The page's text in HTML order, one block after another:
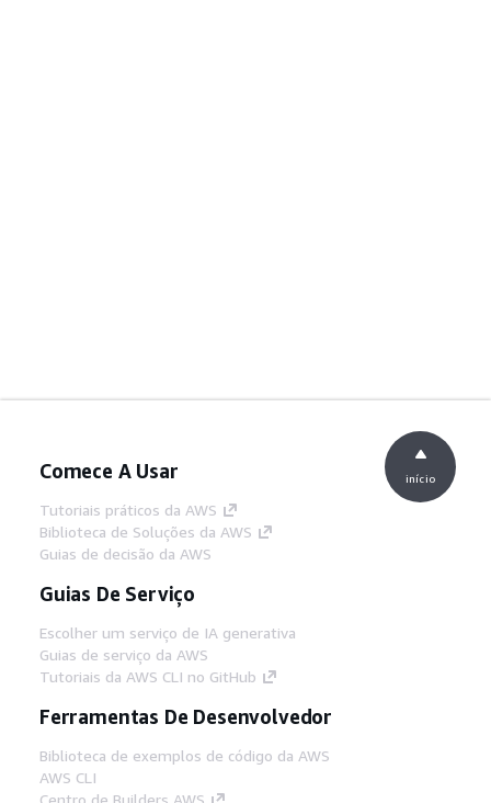
Comece A Usar
Tutoriais práticos da AWS
Biblioteca de Soluções da AWS
Guias de decisão da AWS
Guias De Serviço
Escolher um serviço de IA generativa
Guias de serviço da AWS
Tutoriais da AWS CLI no GitHub
Ferramentas De Desenvolvedor
Biblioteca de exemplos de código da AWS
AWS CLI
Centro de Builders AWS
início